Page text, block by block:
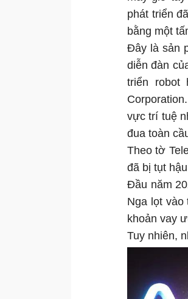
phát triển
bằng một
Đây là sản
diễn đàn
triển robot
vực trí tuệ
đua toàn
Theo tờ
đã bị tụt
Đầu năm
Nga lọt vào
khoản vay
Tuy nhiên,